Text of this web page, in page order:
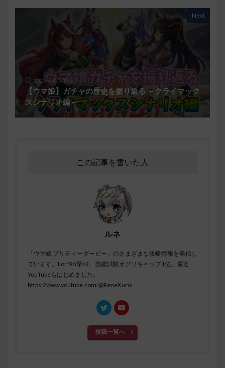
Next
2023年8月19日
【ウマ娘】ガチャの歴史を振り返る ～クライマック
スシナリオ編～
この記事を書いた人
ルネ
「ウマ娘 プリティーダービー」のさまざまな攻略情報を発信し
ています。LoH96傑×2、技能試験オグリキャップ1位。最近
YouTubeもはじめました。
https://www.youtube.com/@ReneKuroi
投稿一覧へ